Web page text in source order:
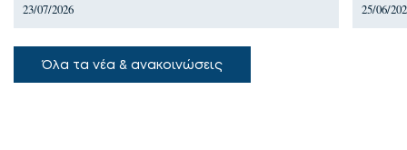
23/07/2026 25/06/
Όλα τα νέα & ανακοινώσεις